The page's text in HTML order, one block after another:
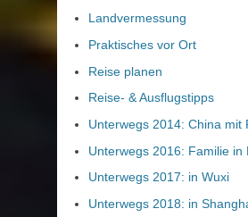
Landvermessung
Praktisches vor Ort
Reise planen
Reise- & Ausflugstipps
Unterwegs 2014: China mit
Unterwegs 2016: Familie in
Unterwegs 2017: in Wuxi
Unterwegs 2018: in